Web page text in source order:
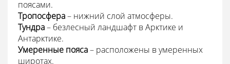
поясами.
Тропосфера– нижний слой атмосферы.
Тундра– безлесный ландшафт в Арктике и
Антарктике.
Умеренные пояса– расположены в умеренных
широтах.